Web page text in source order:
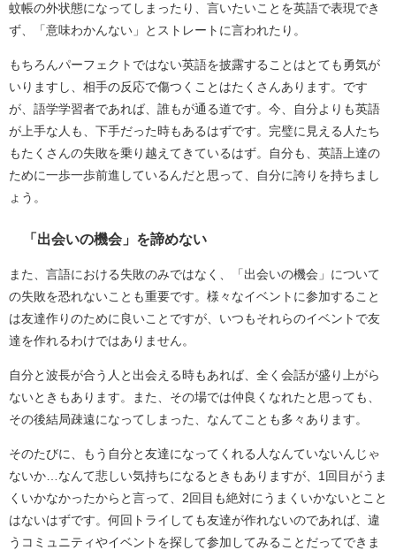
蚊帳の外状態になってしまったり、言いたいことを英語で表現でき
ず、「意味わかんない」とストレートに言われたり。
もちろんパーフェクトではない英語を披露することはとても勇気が
いりますし、相手の反応で傷つくことはたくさんあります。です
が、語学学習者であれば、誰もが通る道です。今、自分よりも英語
が上手な人も、下手だった時もあるはずです。完璧に見える人たち
もたくさんの失敗を乗り越えてきているはず。自分も、英語上達の
ために一歩一歩前進しているんだと思って、自分に誇りを持ちまし
ょう。
「出会いの機会」を諦めない
また、言語における失敗のみではなく、「出会いの機会」について
の失敗を恐れないことも重要です。様々なイベントに参加すること
は友達作りのために良いことですが、いつもそれらのイベントで友
達を作れるわけではありません。
自分と波長が合う人と出会える時もあれば、全く会話が盛り上がら
ないときもあります。また、その場では仲良くなれたと思っても、
その後結局疎遠になってしまった、なんてことも多々あります。
そのたびに、もう自分と友達になってくれる人なんていないんじゃ
ないか…なんて悲しい気持ちになるときもありますが、1回目がうま
くいかなかったからと言って、2回目も絶対にうまくいかないとこと
はないはずです。何回トライしても友達が作れないのであれば、違
うコミュニティやイベントを探して参加してみることだってできま